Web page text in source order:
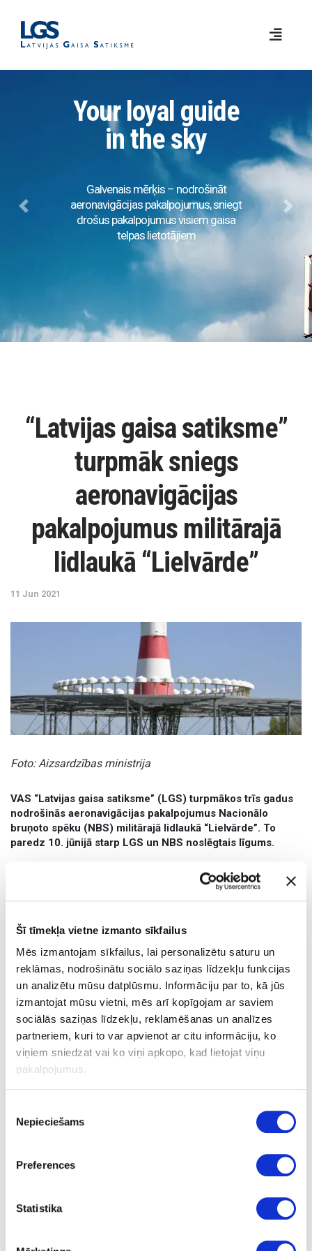
Šī tīmekļa vietne izmanto sīkfailus
Mēs izmantojam sīkfailus, lai personalizētu saturu un
reklāmas, nodrošinātu sociālo saziņas līdzekļu funkcijas
un analizētu mūsu datplūsmu. Informāciju par to, kā jūs
izmantojat mūsu vietni, mēs arī kopīgojam ar saviem
sociālās saziņas līdzekļu, reklamēšanas un analīzes
partneriem, kuri to var apvienot ar citu informāciju, ko
viņiem sniedzat vai ko viņi apkopo, kad lietojat viņu
pakalpojumus.
izvēle
Nepieciešams
Preferences
Statistika
Your loyal guide
in the sky
Galvenais mērķis – nodrošināt
aeronavigācijas pakalpojumus, sniegt
drošus pakalpojumus visiem gaisa
telpas lietotājiem
Previous Next
“Latvijas gaisa satiksme”
turpmāk sniegs
aeronavigācijas
pakalpojumus militārajā
lidlaukā “Lielvārde”
11 Jun 2021
Foto: Aizsardzības ministrija
VAS “Latvijas gaisa satiksme” (LGS) turpmākos trīs gadus
nodrošinās aeronavigācijas pakalpojumus Nacionālo
bruņoto spēku (NBS) militārajā lidlaukā “Lielvārde”. To
paredz 10. jūnijā starp LGS un NBS noslēgtais līgums.
“Lai nodrošinātu aeronavigācijas pakalpojumu sniegšanu
militārajam lidlaukam Lielvārdē, ir rasts abpusēji izdevīgs
vadības dispečeri un tehniskie darbinieki, kuru zināšanas un
prasmes turpmākajos gados palīdzēs strauji attīstīties
militārajiem lidojumiem no Lielvārdes lidlauka un uz to. Panāktā
vienošanās apliecina arī dažādu resoru, institūciju un
uzņēmumu sadarbības iespējas valstij nozīmīgu jautājumu
risināšanā,” uzsver Latvijas Republikas satiksmes ministrs Tālis
Linkaits.
LGS lidlaukā nodrošinās
aisa satiksmes vadības pakalpojumus
– lidojumu informācijas un apziņošanas pakalpojumus, gaisa
satiksmes vadību, izmantojot LGS īpašumā esošo gaisa
satiksmes vadības sistēmu. Gaisa satiksmes vadībai piesaistīs
dispečerus.
radiolokācijas/novērošanas datu apstrādes pakalpojumus, kā
meteoroloģiskās informācijas izplatīšanu, meteoroloģiskās un
aeronavigācijas informācijas nodrošināšanu lidlaukā, kā arī,
atbildīga par meteoroloģiskajiem novērojumiem lidlaukā. LGS